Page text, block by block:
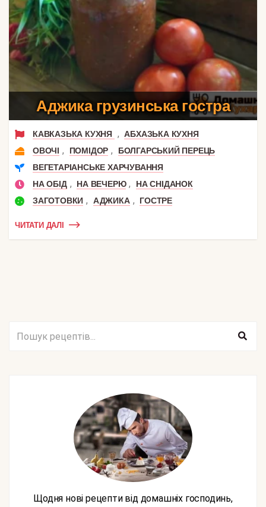
Аджика грузинська гостра
КАВКАЗЬКА КУХНЯ , АБХАЗЬКА КУХНЯ
ОВОЧІ , ПОМІДОР ,
БОЛГАРСЬКИЙ ПЕРЕЦЬ
ВЕГЕТАРІАНСЬКЕ ХАРЧУВАННЯ
НА ОБІД , НА ВЕЧЕРЮ ,
НА СНІДАНОК
ЗАГОТОВКИ , АДЖИКА , ГОСТРЕ
ЧИТАТИ ДАЛІ
Щодня нові рецепти від домашніх господинь,